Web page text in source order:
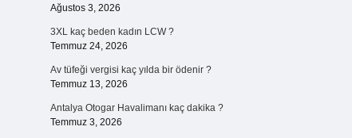
Ağustos 3, 2026
3XL kaç beden kadın LCW ?
Temmuz 24, 2026
Av tüfeği vergisi kaç yılda bir ödenir ?
Temmuz 13, 2026
Antalya Otogar Havalimanı kaç dakika ?
Temmuz 3, 2026